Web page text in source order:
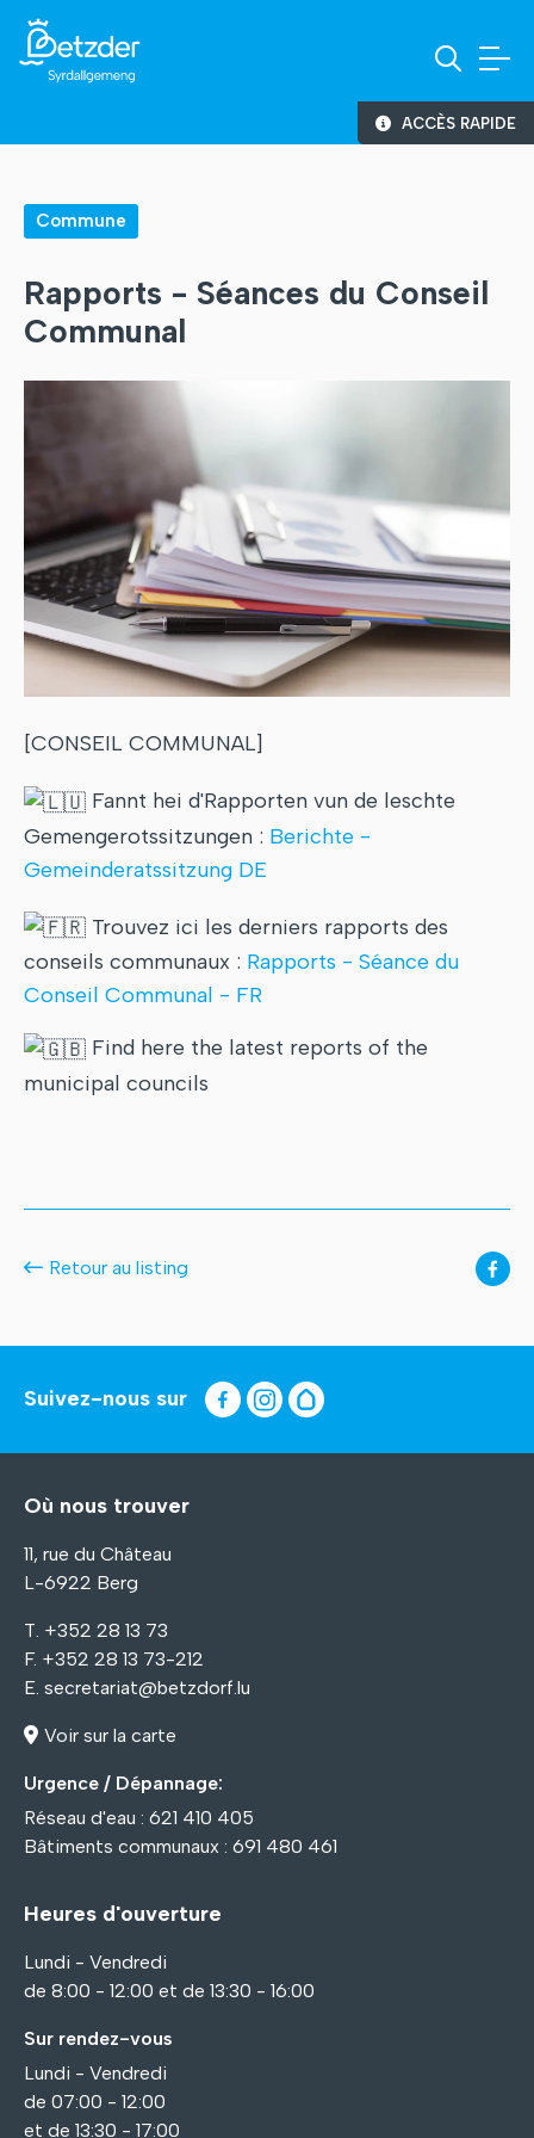
ACCÈS RAPIDE
Commune
Rapports - Séances du Conseil
Communal
[CONSEIL COMMUNAL]
Fannt hei d'Rapporten vun de leschte
Gemengerotssitzungen : Berichte -
Gemeinderatssitzung DE
Trouvez ici les derniers rapports des
conseils communaux : Rapports - Séance du
Conseil Communal - FR
Find here the latest reports of the
municipal councils
Retour au listing
Suivez-nous sur
Où nous trouver
11, rue du Château
L-6922 Berg
T. +352 28 13 73
F. +352 28 13 73-212
E. secretariat@betzdorf.lu
Voir sur la carte
Urgence / Dépannage:
Réseau d'eau : 621 410 405
Bâtiments communaux : 691 480 461
Heures d'ouverture
Lundi - Vendredi
de 8:00 - 12:00 et de 13:30 - 16:00
Sur rendez-vous
Lundi - Vendredi
de 07:00 - 12:00
et de 13:30 - 17:00